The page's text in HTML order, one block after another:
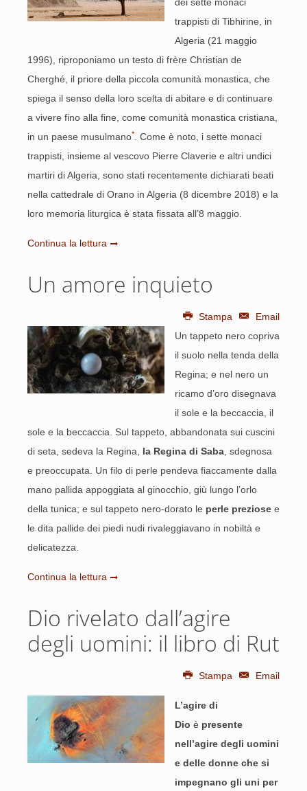
trappisti di Tibhirine, in
Algeria (21 maggio
1996), riproponiamo un testo di frère Christian de
Cherghé, il priore della piccola comunità monastica, che
spiega il senso della loro scelta di abitare e di continuare
a vivere fino alla fine, come comunità monastica cristiana,
in un paese musulmano*
. Come è noto, i sette monaci
trappisti, insieme al vescovo Pierre Claverie e altri undici
martiri di Algeria, sono stati recentemente dichiarati beati
nella cattedrale di Orano in Algeria (8 dicembre 2018) e la
loro memoria liturgica è stata fissata all’8 maggio.
Continua la lettura
Un amore inquieto
Stampa
Email
Un tappeto nero copriva
il suolo nella tenda della
Regina; e nel nero un
ricamo d’oro disegnava
il sole e la beccaccia, il
sole e la beccaccia. Sul tappeto, abbandonata sui cuscini
di seta, sedeva la Regina,
la Regina di Saba , sdegnosa
e preoccupata. Un filo di perle pendeva fiaccamente dalla
mano pallida appoggiata al ginocchio, giù lungo l’orlo
della tunica; e sul tappeto nero-dorato le perle preziose e
le dita pallide dei piedi nudi rivaleggiavano in nobiltà e
delicatezza.
Continua la lettura
Dio rivelato dall’agire
degli uomini: il libro di Rut
Stampa Email
L’agire di
Dio è presente
nell’agire degli uomini
e delle donne che si
impegnano gli uni per